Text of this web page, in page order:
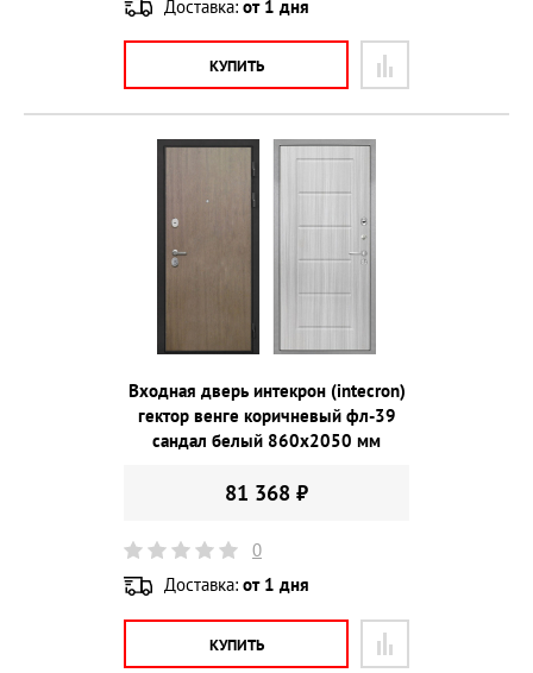
Доставка: от 1 дня
КУПИТЬ
Входная дверь интекрон (intecron)
гектор венге коричневый фл-39
сандал белый 860х2050 мм
81 368 ₽
0
Доставка: от 1 дня
КУПИТЬ